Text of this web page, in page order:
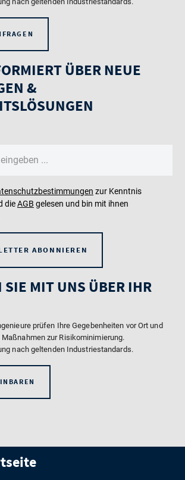
ÜBER NEUE
&
zur Kenntnis
dieAGB gelesen und bin mit ihnen
ABONNIEREN
SIE MIT UNS ÜBER IHR
prüfen Ihre Gegebenheiten vor Ort und
zur Risikominimierung.
nach geltenden Industriestandards.